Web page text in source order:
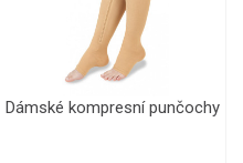
Dámské kompresní punčochy